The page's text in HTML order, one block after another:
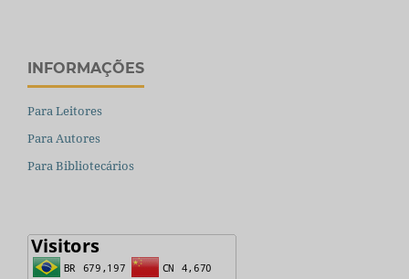
INFORMAÇÕES
Para Leitores
Para Autores
Para Bibliotecários